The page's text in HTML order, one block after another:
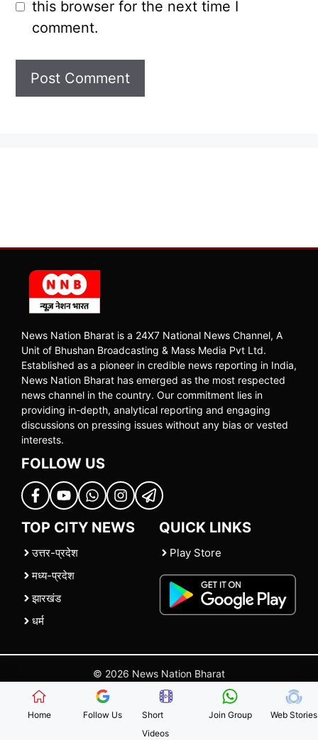
this browser for the next time I
comment.
News Nation Bharat is a 24X7 National News Channel, A
Unit of Bhushan Broadcasting & Mass Media Pvt Ltd.
Established as a pioneer in credible news reporting in India,
News Nation Bharat has emerged as the most respected
news channel in the country. Our commitment lies in
providing in-depth, analytical reporting and engaging
discussions on pressing issues without any bias or vested
interests.
FOLLOW US
TOP CITY NEWS
उत्तर-प्रदेश
मध्य-प्रदेश
झारखंड
धर्म
QUICK LINKS
Play Store
© 2026 News Nation Bharat
| |Contact Us |Policies Terms and Conditions
Home Follow Us
Short
Videos
Join Group Web Stories